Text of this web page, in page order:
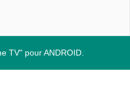
TV" pour ANDROID.